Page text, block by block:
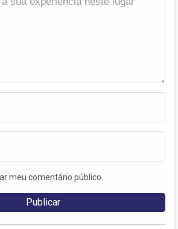
meu comentário público